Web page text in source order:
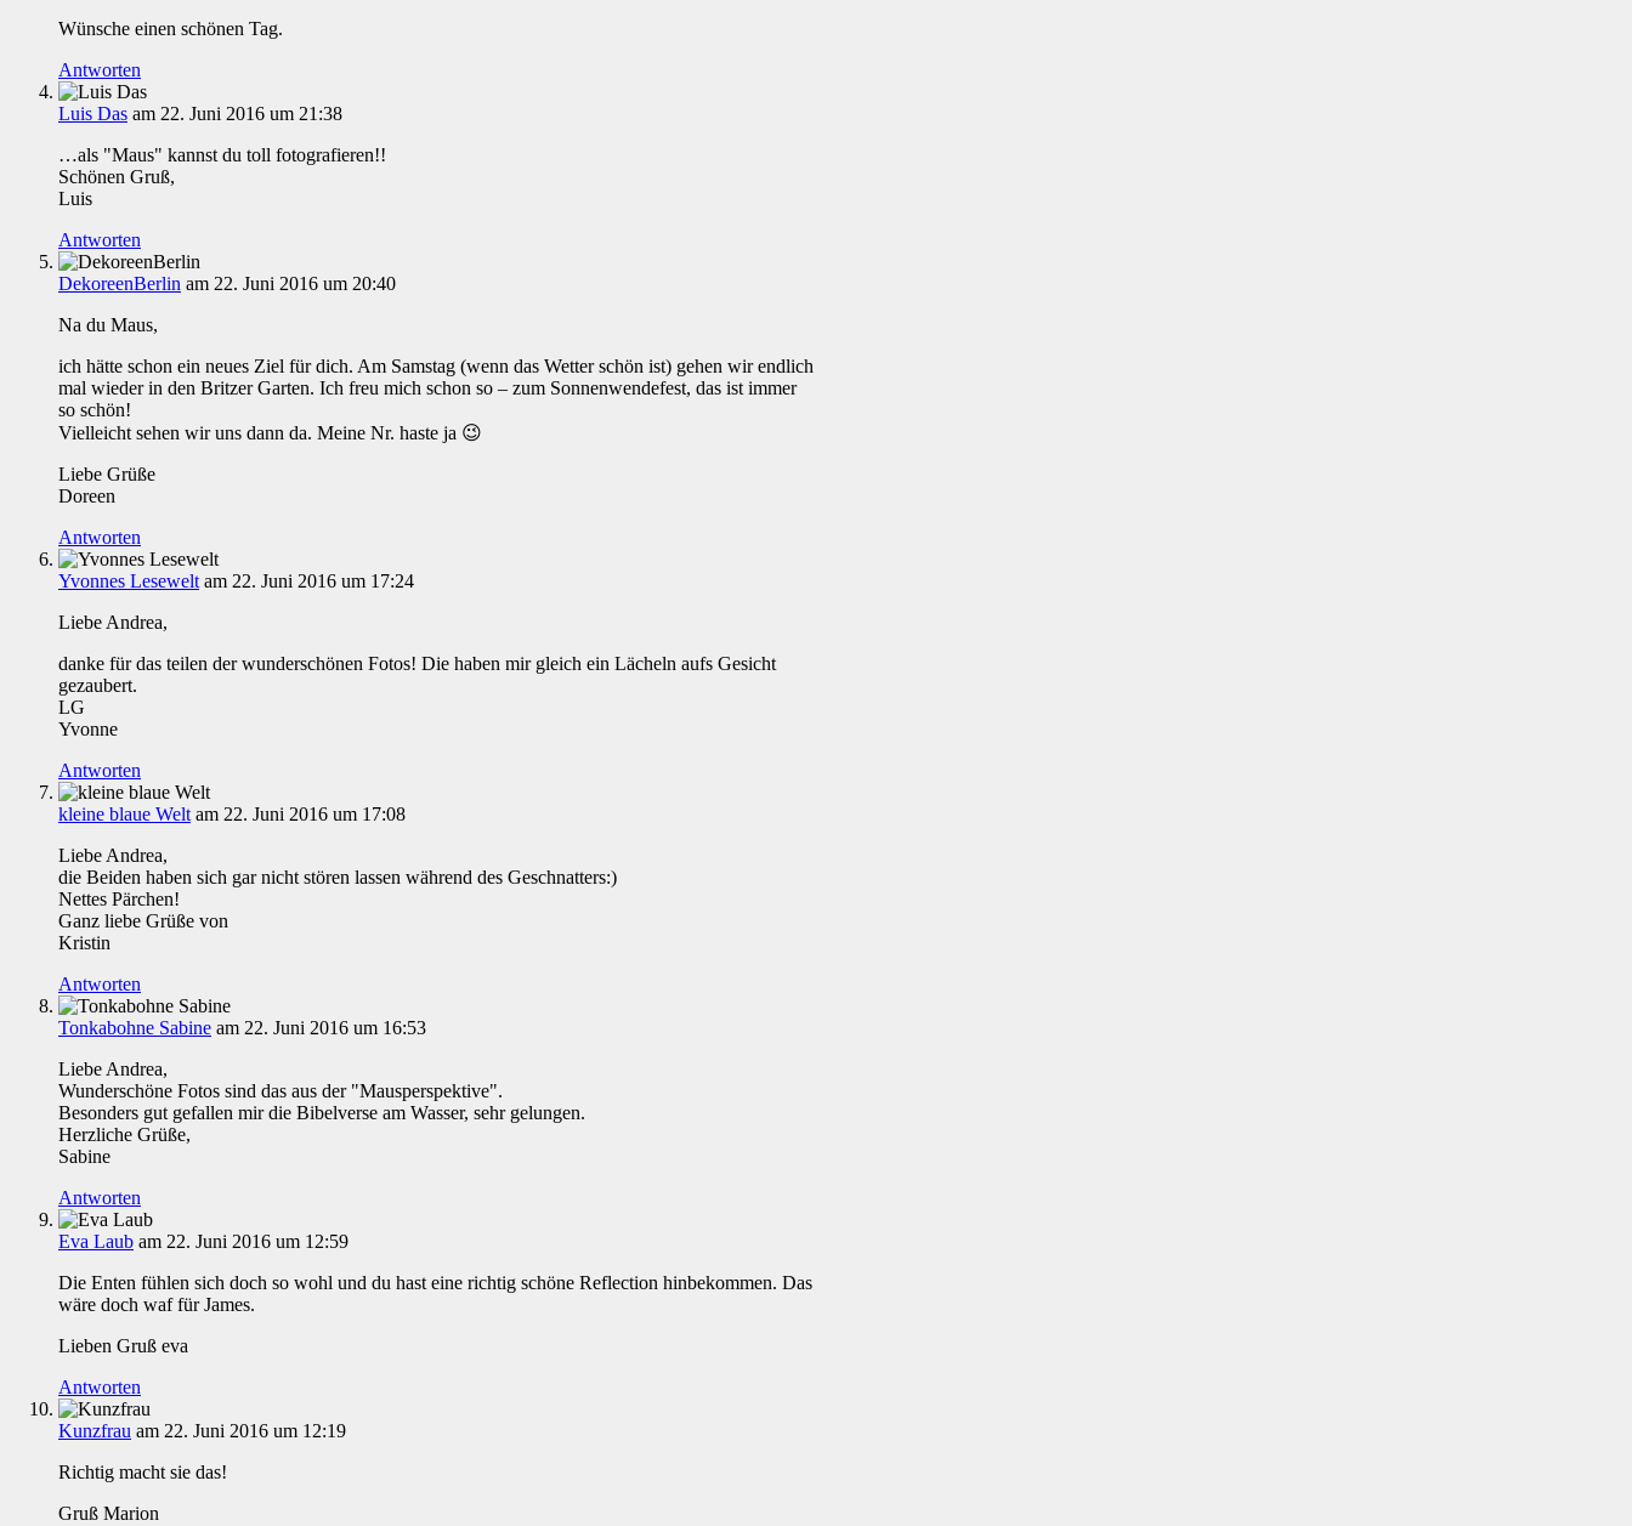
Wünsche einen schönen Tag.
Antworten
Luis Das am 22. Juni 2016 um 21:38
…als "Maus" kannst du toll fotografieren!!
Schönen Gruß,
Luis
Antworten
DekoreenBerlin am 22. Juni 2016 um 20:40
Na du Maus,
ich hätte schon ein neues Ziel für dich. Am Samstag (wenn das Wetter schön ist) gehen wir endlich
mal wieder in den Britzer Garten. Ich freu mich schon so – zum Sonnenwendefest, das ist immer
so schön!
Vielleicht sehen wir uns dann da. Meine Nr. haste ja 😉
Liebe Grüße
Doreen
Antworten
Yvonnes Lesewelt am 22. Juni 2016 um 17:24
Liebe Andrea,
danke für das teilen der wunderschönen Fotos! Die haben mir gleich ein Lächeln aufs Gesicht
gezaubert.
LG
Yvonne
Antworten
kleine blaue Welt am 22. Juni 2016 um 17:08
Liebe Andrea,
die Beiden haben sich gar nicht stören lassen während des Geschnatters:)
Nettes Pärchen!
Ganz liebe Grüße von
Kristin
Antworten
Tonkabohne Sabine am 22. Juni 2016 um 16:53
Liebe Andrea,
Wunderschöne Fotos sind das aus der "Mausperspektive".
Besonders gut gefallen mir die Bibelverse am Wasser, sehr gelungen.
Herzliche Grüße,
Sabine
Antworten
Eva Laub am 22. Juni 2016 um 12:59
Die Enten fühlen sich doch so wohl und du hast eine richtig schöne Reflection hinbekommen. Das
wäre doch waf für James.
Lieben Gruß eva
Antworten
Kunzfrau am 22. Juni 2016 um 12:19
Richtig macht sie das!
Gruß Marion